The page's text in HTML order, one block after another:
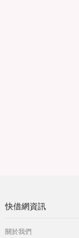
快借網資訊
關於我們